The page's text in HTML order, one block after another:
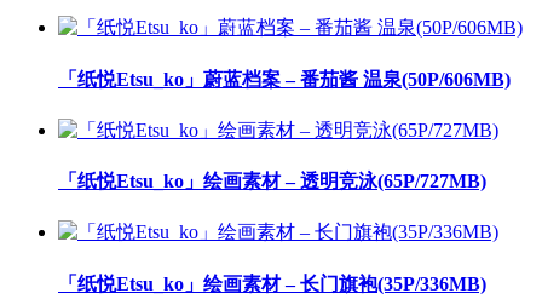
「纸悦Etsu_ko」蔚蓝档案 – 番茄酱 温泉(50P/606MB)
「纸悦Etsu_ko」绘画素材 – 透明竞泳(65P/727MB)
「纸悦Etsu_ko」绘画素材 – 长门旗袍(35P/336MB)